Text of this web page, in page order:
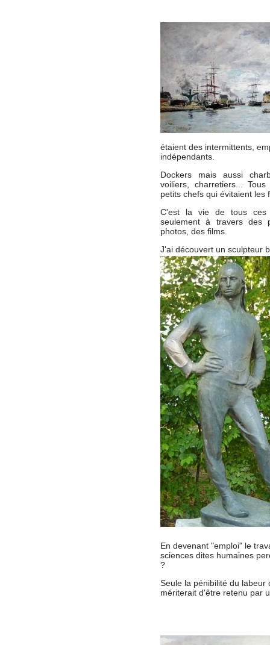
étaient des intermittents,
indépendants.
Dockers mais aussi
voiliers, charretiers...
petits chefs qui évitaient les
C'est la vie de tous ces
seulement à travers des
photos, des films.
J'ai découvert un sculpteur
En devenant "emploi" le
sciences dites humaines
?
Seule la pénibilité du
mériterait d'être retenu par